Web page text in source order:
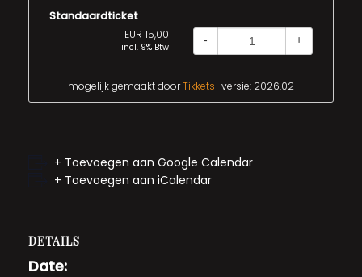
Standaardticket
EUR 15,00
incl. 9% Btw
- +
mogelijk gemaakt doorTikkets · versie: 2026.02
+ Toevoegen aan Google Calendar
+ Toevoegen aan iCalendar
DETAILS
Date: